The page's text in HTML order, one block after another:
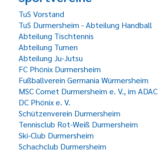
TuS Vorstand
TuS Durmersheim - Abteilung Handball
Abteilung Tischtennis
Abteilung Turnen
Abteilung Ju-Jutsu
FC Phönix Durmersheim
Fußballverein Germania Würmersheim
MSC Comet Durmersheim e. V., im ADAC
DC Phönix e. V.
Schützenverein Durmersheim
Tennisclub Rot-Weiß Durmersheim
Ski-Club Durmersheim
Schachclub Durmersheim